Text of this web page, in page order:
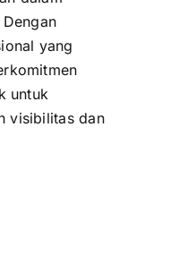
yang
untuk
visibilitas dan